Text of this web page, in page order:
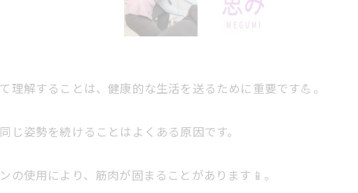
理解することは、健康的な生活を送るために重要です💪。
姿勢を続けることはよくある原因です。
の使用により、筋肉が固まることがあります📱。